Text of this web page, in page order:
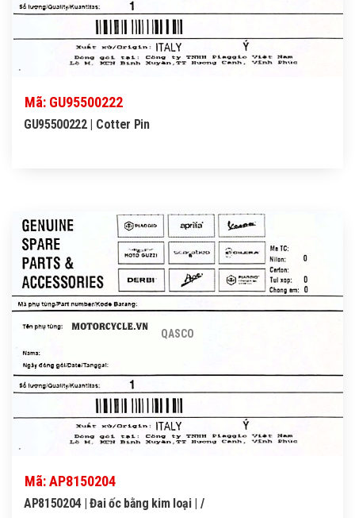
Mã: GU95500222
GU95500222 | Cotter Pin
QASCO
Mã: AP8150204
AP8150204 | Đai ốc bằng kim loại | /